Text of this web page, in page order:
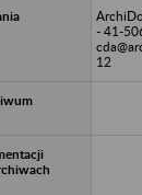
- 41-
12